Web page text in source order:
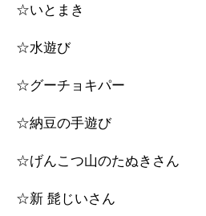
☆いとまき
☆水遊び
☆グーチョキパー
☆納豆の手遊び
☆げんこつ山のたぬきさん
☆新 髭じいさん